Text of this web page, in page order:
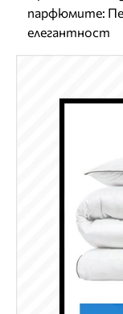
парфюмите:
елегантност